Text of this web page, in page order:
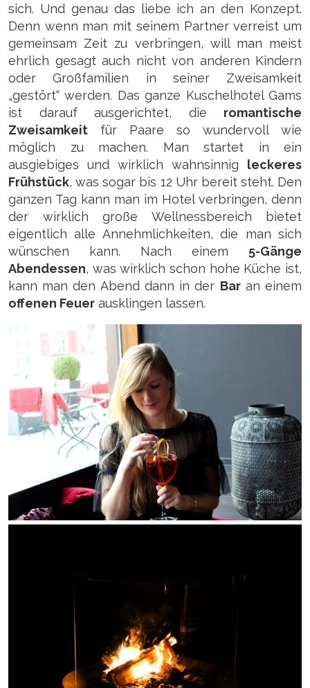
sich. Und genau das liebe ich an den Konzept.
Denn wenn man mit seinem Partner verreist um
gemeinsam Zeit zu verbringen, will man meist
ehrlich gesagt auch nicht von anderen Kindern
oder Großfamilien in seiner Zweisamkeit
„gestört“ werden. Das ganze Kuschelhotel Gams
ist darauf ausgerichtet, die romantische
Zweisamkeit für Paare so wundervoll wie
möglich zu machen. Man startet in ein
ausgiebiges und wirklich wahnsinnig leckeres
Frühstück, was sogar bis 12 Uhr bereit steht. Den
ganzen Tag kann man im Hotel verbringen, denn
der wirklich große Wellnessbereich bietet
eigentlich alle Annehmlichkeiten, die man sich
wünschen kann. Nach einem 5-Gänge
Abendessen, was wirklich schon hohe Küche ist,
kann man den Abend dann in der Baran einem
offenen Feuer ausklingen lassen.